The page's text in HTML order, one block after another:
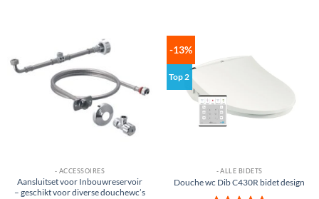
- ACCESSOIRES
Aansluitset voor Inbouwreservoir
– geschikt voor diverse douchewc’s
-13%
Top 2
- ALLE BIDETS
Douche wc Dib C430R bidet design